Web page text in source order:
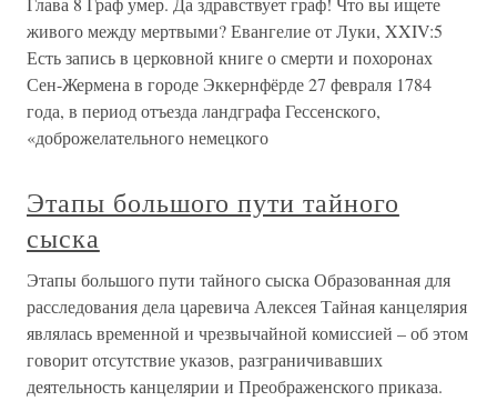
живого между мертвыми? Евангелие от Луки, XXIV:5
Есть запись в церковной книге о смерти и похоронах
Сен-Жермена в городе Эккернфёрде 27 февраля 1784
года, в период отъезда ландграфа Гессенского,
«доброжелательного немецкого
Этапы большого пути тайного
сыска
Этапы большого пути тайного сыска Образованная для
расследования дела царевича Алексея Тайная канцелярия
являлась временной и чрезвычайной комиссией – об этом
говорит отсутствие указов, разграничивавших
деятельность канцелярии и Преображенского приказа.